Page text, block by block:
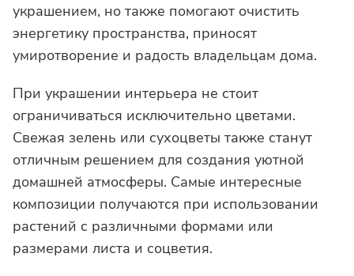
украшением, но также помогают очистить
энергетику пространства, приносят
умиротворение и радость владельцам дома.
При украшении интерьера не стоит
ограничиваться исключительно цветами.
Свежая зелень или сухоцветы также станут
отличным решением для создания уютной
домашней атмосферы. Самые интересные
композиции получаются при использовании
растений с различными формами или
размерами листа и соцветия.